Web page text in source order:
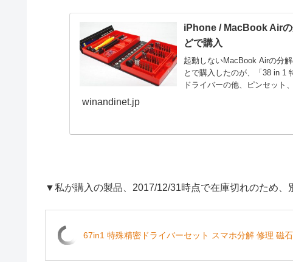
iPhone / MacBook Airの
どで購入
起動しないMacBook Airの分
とで購入したのが、「38 in 1
ドライバーの他、ピンセット
winandinet.jp
▼私が購入の製品、2017/12/31時点で在庫切れのため、
67in1 特殊精密ドライバーセット スマホ分解 修理 磁